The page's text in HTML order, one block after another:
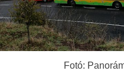
Fotó: